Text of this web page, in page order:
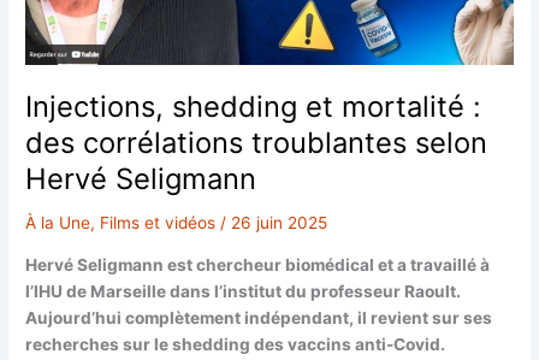
Injections, shedding et mortalité :
des corrélations troublantes selon
Hervé Seligmann
À la Une, Films et vidéos / 26 juin 2025
Hervé Seligmann est chercheur biomédical et a travaillé à
l’IHU de Marseille dans l’institut du professeur Raoult.
Aujourd’hui complètement indépendant, il revient sur ses
recherches sur le shedding des vaccins anti-Covid.